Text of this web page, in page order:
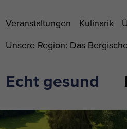
Veranstaltungen Kulinarik
Unsere Region: Das
Echt gesund